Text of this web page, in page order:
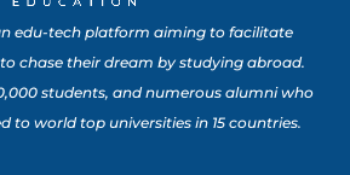
8 Lomba Jurusan
Psikologi untuk
edu-tech platform aiming to facilitate
chase their dream by studying abroad.
students, and numerous alumni who
to world top universities in 15 countries.